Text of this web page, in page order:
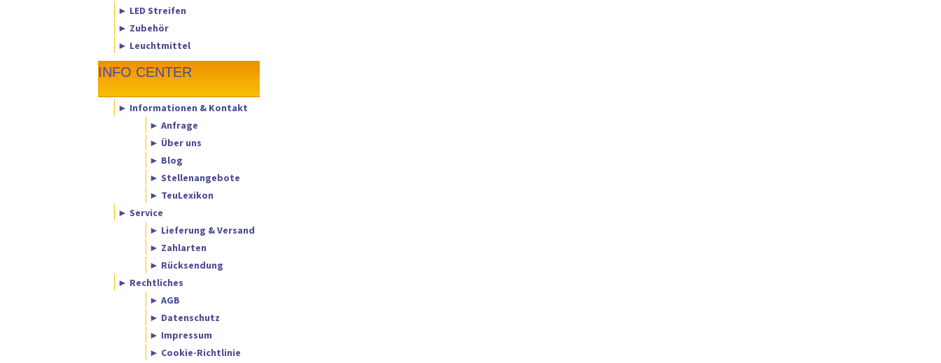
► LED Streifen
► Zubehör
► Leuchtmittel
INFO CENTER
► Informationen & Kontakt
► Anfrage
► Über uns
► Blog
► Stellenangebote
► TeuLexikon
► Service
► Lieferung & Versand
► Zahlarten
► Rücksendung
► Rechtliches
► AGB
► Datenschutz
► Impressum
► Cookie-Richtlinie